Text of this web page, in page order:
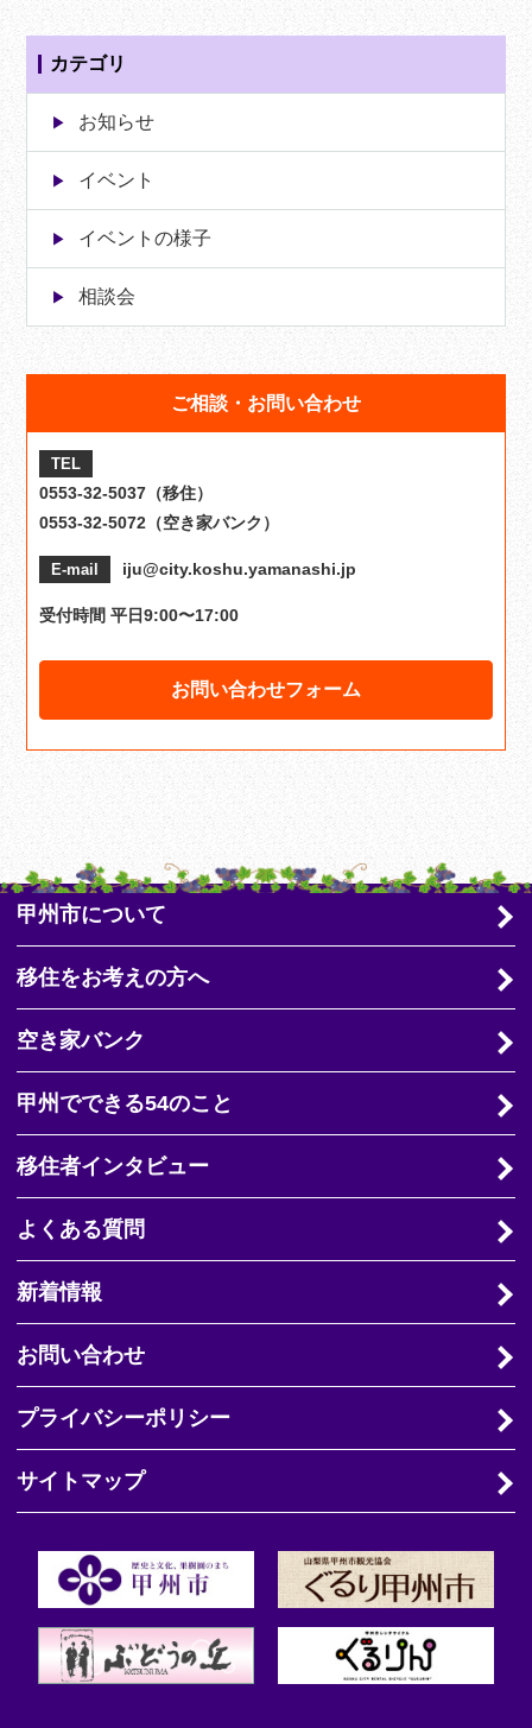
カテゴリ
お知らせ
イベント
イベントの様子
相談会
ご相談・お問い合わせ
TEL
0553-32-5037（移住）
0553-32-5072（空き家バンク）
E-mail iju@city.koshu.yamanashi.jp
受付時間 平日9:00〜17:00
お問い合わせフォーム
甲州市について
移住をお考えの方へ
空き家バンク
甲州でできる54のこと
移住者インタビュー
よくある質問
新着情報
お問い合わせ
プライバシーポリシー
サイトマップ